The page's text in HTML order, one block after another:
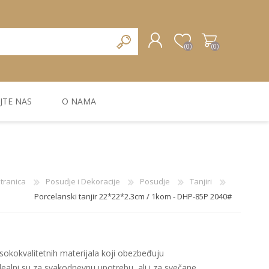
(0) (0)
NAS O NAMA
Posudje i Dekoracije Posudje
Tanjiri
Porcelanski tanjir 22*22*2.3cm / 1kom - DHP-85P 2040#
materijala koji obezbeđuju